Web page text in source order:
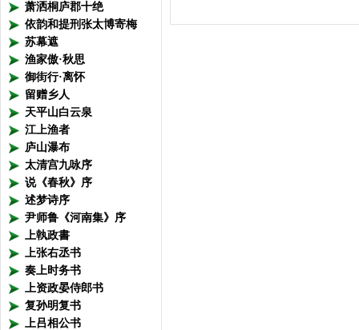
萧洒桐庐郡十绝
依韵和提刑张太博寄梅
苏幕遮
渔家傲·秋思
御街行·离怀
留赠乡人
天平山白云泉
江上渔者
庐山瀑布
太清宫九咏序
说《春秋》序
述梦诗序
尹师鲁《河南集》序
上執政書
上张右丞书
奏上时务书
上资政晏侍郎书
复孙明复书
上吕相公书